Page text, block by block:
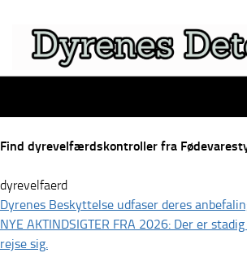
Find dyrevelfærdskontroller fra
dyrevelfaerd
Dyrenes Beskyttelse udfaser deres
NYE AKTINDSIGTER FRA 2026: Der er
rejse sig.